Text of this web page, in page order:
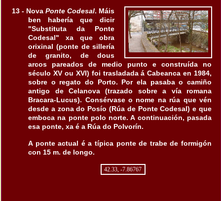
13 - NovaPonte Codesal. Máis
ben habería que dicir
"Substituta da Ponte
Codesal" xa que obra
orixinal (ponte de sillería
de granito, de dous
arcos pareados de medio punto e construída no
século XV ou XVI) foi trasladada á Cabeanca en 1984,
sobre o regato do Porto. Por ela pasaba o camiño
antigo de Celanova (trazado sobre a vía romana
Bracara-Lucus). Consérvase o nome na rúa que vén
desde a zona do Posío (Rúa de Ponte Codesal) e que
emboca na ponte polo norte. A continuación, pasada
esa ponte, xa é a Rúa do Polvorín.
A ponte actual é a típica ponte de trabe de formigón
con 15 m. de longo.
42.33, -7.86767